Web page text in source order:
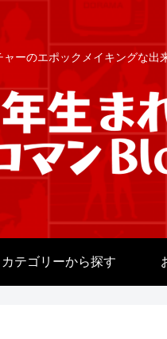
ーのエポックメイキングな出
カテゴリーから探す